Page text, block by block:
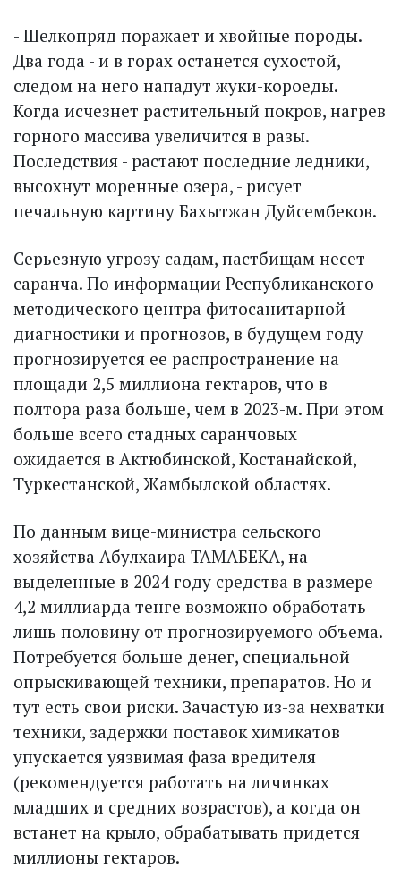
- Шелкопряд поражает и хвойные породы.
Два года - и в горах останется сухостой,
следом на него нападут жуки-короеды.
Когда исчезнет растительный покров, нагрев
горного массива увеличится в разы.
Последст­вия - растают последние ледники,
высохнут моренные озера, - рисует
печальную картину Бахытжан Дуйсембеков.
Серьезную угрозу садам, пастбищам несет
саранча. По информации Республиканского
методического центра фитосанитарной
диагностики и прогнозов, в будущем году
прогнозируется ее распространение на
площади 2,5 миллиона гектаров, что в
полтора раза больше, чем в 2023-м. При этом
больше всего стадных саранчовых
ожидается в Актюбинской, Костанайской,
Туркестанской, Жамбылской областях.
По данным вице-министра сельского
хозяйства Абулхаира ТАМАБЕКА, на
выделенные в 2024 году средства в размере
4,2 миллиарда тенге возможно обработать
лишь половину от прогнозируемого объема.
Потребуется больше денег, специальной
опрыскивающей техники, препаратов. Но и
тут есть свои риски. Зачастую из-за нехватки
техники, задержки поставок химикатов
упускается уязвимая фаза вредителя
(рекомендуется работать на личинках
младших и средних возрастов), а когда он
встанет на крыло, обрабатывать придется
миллионы гектаров.